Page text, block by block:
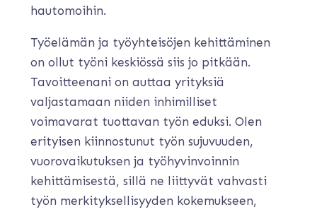
hautomoihin.
Työelämän ja työyhteisöjen kehittäminen
on ollut työni keskiössä siis jo pitkään.
Tavoitteenani on auttaa yrityksiä
valjastamaan niiden inhimilliset
voimavarat tuottavan työn eduksi. Olen
erityisen kiinnostunut työn sujuvuuden,
vuorovaikutuksen ja työhyvinvoinnin
kehittämisestä, sillä ne liittyvät vahvasti
työn merkityksellisyyden kokemukseen,